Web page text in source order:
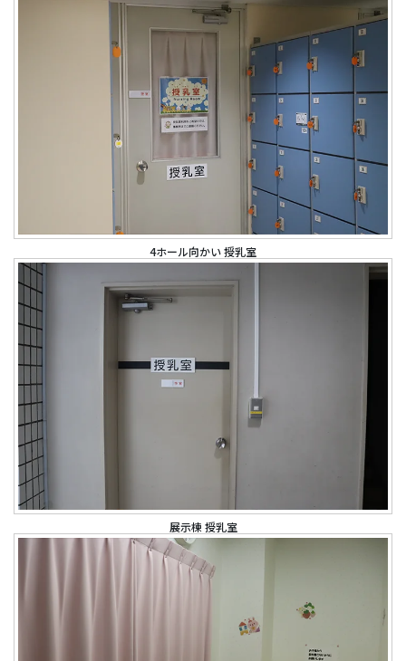
4ホール向かい 授乳室
展示棟 授乳室